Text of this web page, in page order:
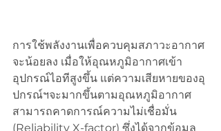
การใช้พลังงานเพื่อควบคุมสภาวะอากาศ
จะน้อยลง เมื่อให้อุณหภูมิอากาศเข้า
อุปกรณ์ไอทีสูงขึ้น แต่ความเสียหายของอุ
ปกรณ์ฯจะมากขึ้นตามอุณหภูมิอากาศ
สามารถคาดการณ์ความไม่เชื่อมั่น
(Reliability X-factor) ซึ่งได้จากข้อมูล